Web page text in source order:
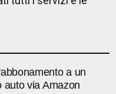
a un
auto via Amazon